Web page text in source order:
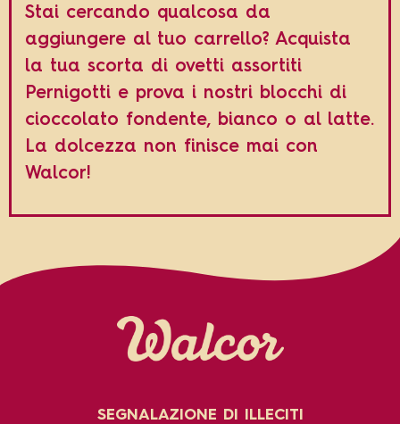
Stai cercando qualcosa da
aggiungere al tuo carrello? Acquista
la tua scorta di ovetti assortiti
Pernigotti e prova i nostri blocchi di
cioccolato fondente, bianco o al latte.
La dolcezza non finisce mai con
Walcor!
SEGNALAZIONE DI ILLECITI